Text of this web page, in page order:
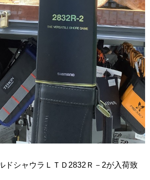
ドシャウラＬＴＤ2832Ｒ－2が入荷致